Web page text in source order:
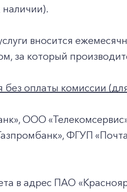
вносится
за который
без оплаты комиссии
ООО
ФГУП
в адрес ПАО